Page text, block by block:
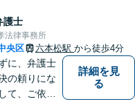
護士
法律事務所
央区 六本松駅 から徒歩4分
に、弁護士
の頼りにな
て、ご依頼
詳細を見
る